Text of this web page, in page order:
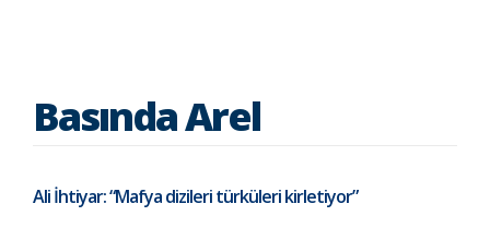
Basında Arel
Ali İhtiyar: “Mafya dizileri türküleri kirletiyor”